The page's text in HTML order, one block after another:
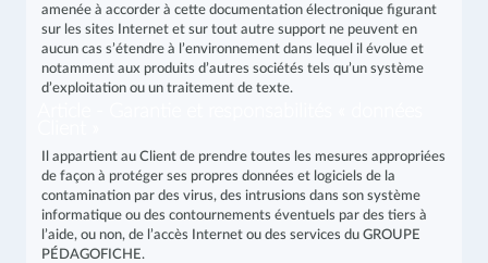
amenée à accorder à cette documentation électronique figurant
sur les sites Internet et sur tout autre support ne peuvent en
aucun cas s’étendre à l’environnement dans lequel il évolue et
notamment aux produits d’autres sociétés tels qu’un système
d’exploitation ou un traitement de texte.
Il appartient au Client de prendre toutes les mesures appropriées
de façon à protéger ses propres données et logiciels de la
contamination par des virus, des intrusions dans son système
informatique ou des contournements éventuels par des tiers à
l’aide, ou non, de l’accès Internet ou des services du GROUPE
PÉDAGOFICHE.